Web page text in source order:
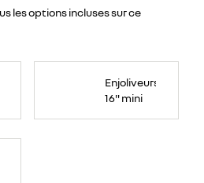
les options incluses sur ce
Enjoliveurs
16" mini